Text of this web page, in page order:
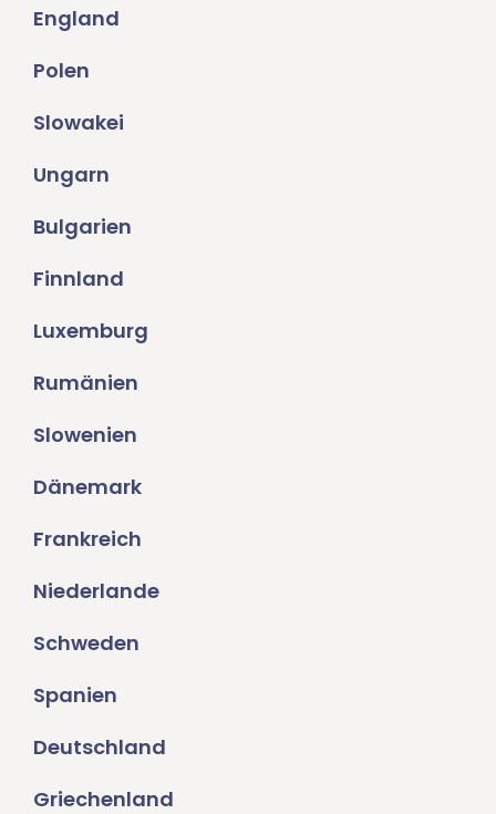
England
Polen
Slowakei
Ungarn
Bulgarien
Finnland
Luxemburg
Rumänien
Slowenien
Dänemark
Frankreich
Niederlande
Schweden
Spanien
Deutschland
Griechenland